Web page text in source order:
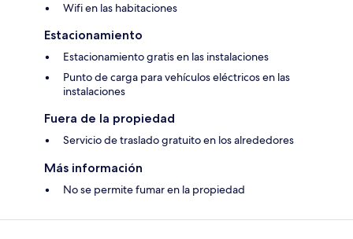
Wifi en las habitaciones
Estacionamiento
Estacionamiento gratis en las instalaciones
Punto de carga para vehículos eléctricos en las
instalaciones
Fuera de la propiedad
Servicio de traslado gratuito en los alrededores
Más información
No se permite fumar en la propiedad